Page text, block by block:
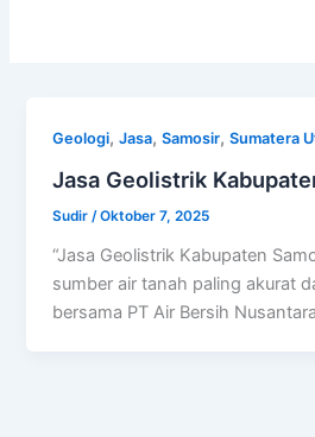
Geologi,Jasa,Samosir,Sumatera
Jasa Geolistrik
Sudir /Oktober 7, 2025
“Jasa Geolistrik Kabupaten
sumber air tanah paling akurat
bersama PT Air Bersih